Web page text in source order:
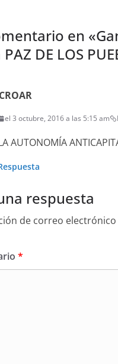
en «
DE LOS
CROAR
el 3 octubre, 2016 a las 5:15 am
AUTONOMÍA
respuesta
de correo
*